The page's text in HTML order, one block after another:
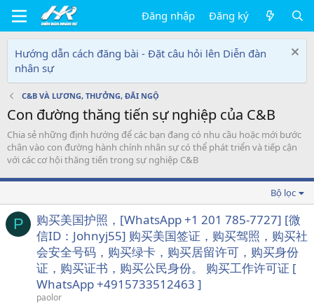
Đăng nhập Đăng ký
Hướng dẫn cách đăng bài - Đặt câu hỏi lên Diễn đàn
nhân sự
C&B VÀ LƯƠNG, THƯỞNG, ĐÃI NGỘ
Con đường thăng tiến sự nghiệp của C&B
Chia sẻ những định hướng để các bạn đang có nhu cầu hoặc mới bước
chân vào con đường hành chính nhân sự có thể phát triển và tiếp cận
với các cơ hội thăng tiến trong sự nghiệp C&B
Bộ lọc
P
购买美国护照，[WhatsApp +1 201 785-7727] [微
信ID：Johnyj55] 购买美国签证，购买驾照，购买社
会安全号码，购买绿卡，购买居留许可，购买身份
证，购买证书，购买公民身份。 购买工作许可证 [
WhatsApp +4915733512463 ]
paolor